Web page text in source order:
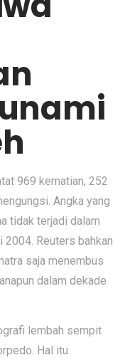
969 kematian, 252
Angka yang
tidak terjadi dalam
Reuters bahkan
saja menembus
dalam dekade
lembah sempit
Hal itu